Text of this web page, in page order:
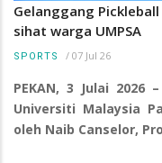
Gelanggang
sihat warga UMPSA
SPORTS / 07 Jul 26
PEKAN, 3 Julai 2026
Universiti Malaysia
oleh Naib Canselor,